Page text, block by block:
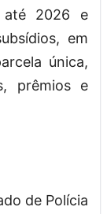
até 2026 e
em
única,
prêmios e
de Polícia